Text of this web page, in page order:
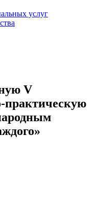
услуг
V
практическую